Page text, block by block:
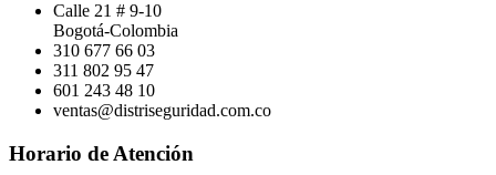
Calle 21 # 9-10
Bogotá-Colombia
310 677 66 03
311 802 95 47
601 243 48 10
ventas@distriseguridad.com.co
Horario de Atención